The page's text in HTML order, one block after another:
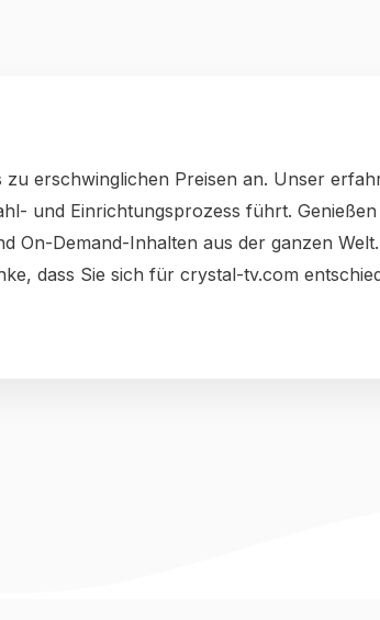
erschwinglichen Preisen an. Unser
und Einrichtungsprozess führt.
On-Demand-Inhalten aus der ganzen
dass Sie sich für crystal-tv.com